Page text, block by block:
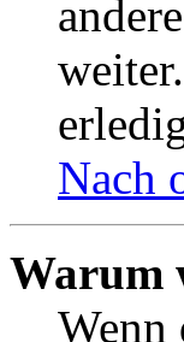
Nach
Warum
Wenn